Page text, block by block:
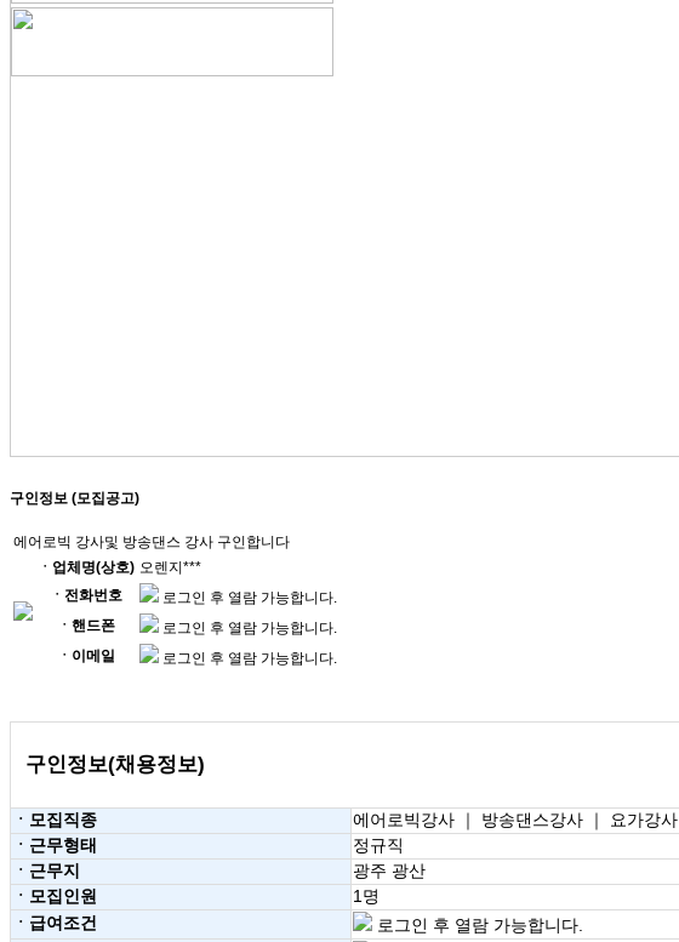
구인정보 (모집공고)
에어로빅 강사및 방송댄스 강사 구인합니다
ㆍ업체명(상호) 오렌지***
ㆍ전화번호
로그인 후 열람 가능합니다.
ㆍ핸드폰
로그인 후 열람 가능합니다.
ㆍ이메일
로그인 후 열람 가능합니다.
구인정보(채용정보)
ㆍ모집직종
에어로빅강사 ｜ 방송댄스강사 ｜ 요가강사
ㆍ근무형태
정규직
ㆍ근무지
광주 광산
ㆍ모집인원
1명
ㆍ급여조건
로그인 후 열람 가능합니다.